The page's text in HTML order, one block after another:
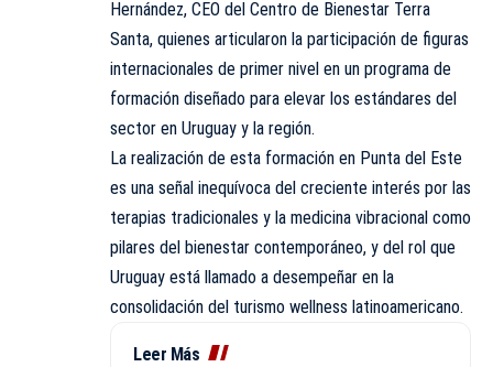
Hernández, CEO del Centro de Bienestar Terra
Santa, quienes articularon la participación de figuras
internacionales de primer nivel en un programa de
formación diseñado para elevar los estándares del
sector en Uruguay y la región.
La realización de esta formación en Punta del Este
es una señal inequívoca del creciente interés por las
terapias tradicionales y la medicina vibracional como
pilares del bienestar contemporáneo, y del rol que
Uruguay está llamado a desempeñar en la
consolidación del turismo wellness latinoamericano.
Leer Más